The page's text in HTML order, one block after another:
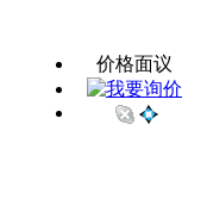
价格面议